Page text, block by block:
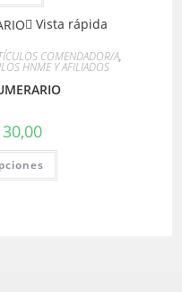
Vista rápida
COMENDADOR/A,
HNME Y AFILIADOS